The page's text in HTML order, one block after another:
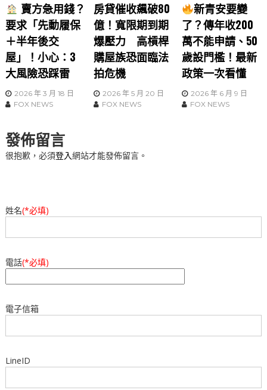
賣方急用錢？
要求「先動履保
＋半年後交
屋」！小心：3
大風險恐踩雷
2026 年 3 月 18 日
FOX NEWS
房貸催收飆破80
億！寬限期到期
爆壓力 高槓桿
購屋族恐面臨法
拍危機
2026 年 5 月 20 日
FOX NEWS
新青安要變
了？傳年收200
萬不能申請、50
歲設門檻！最新
政策一次看懂
2026 年 6 月 9 日
FOX NEWS
發佈留言
很抱歉，必須登入網站才能發佈留言。
姓名(*必填)
電話(*必填)
電子信箱
LineID